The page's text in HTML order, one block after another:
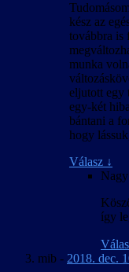
kész az
továbbra is
munka
eljutott egy
egy-két
bántani a
hogy
Válasz ↓
így
mib - 2018. dec.